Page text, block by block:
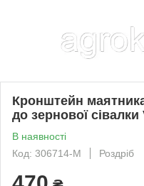
Кронштейн
до зернової
В наявності
Код: 306714-M
Роздріб